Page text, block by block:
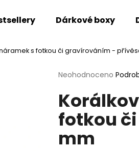
Dárkové boxy
s fotkou či gravírováním -
Průměrné
produktu
je
0,0
5
hvězdiček.
Neohodnoceno
fotkou
mm
najít?
HLEDAT